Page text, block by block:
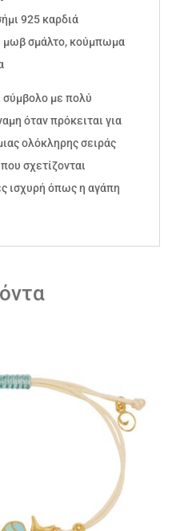
925 καρδιά
μωβ σμάλτο, κούμπωμα
σύμβολο με πολύ
όταν πρόκειται για
ολόκληρης σειράς
σχετίζονται
ισχυρή όπως η αγάπη